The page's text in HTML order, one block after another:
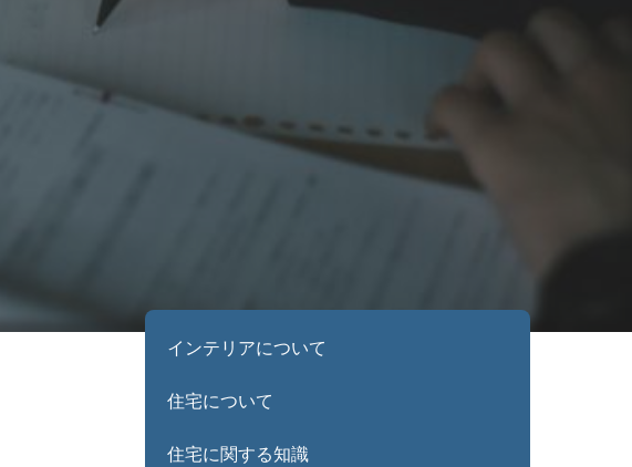
インテリアについて
住宅について
住宅に関する知識